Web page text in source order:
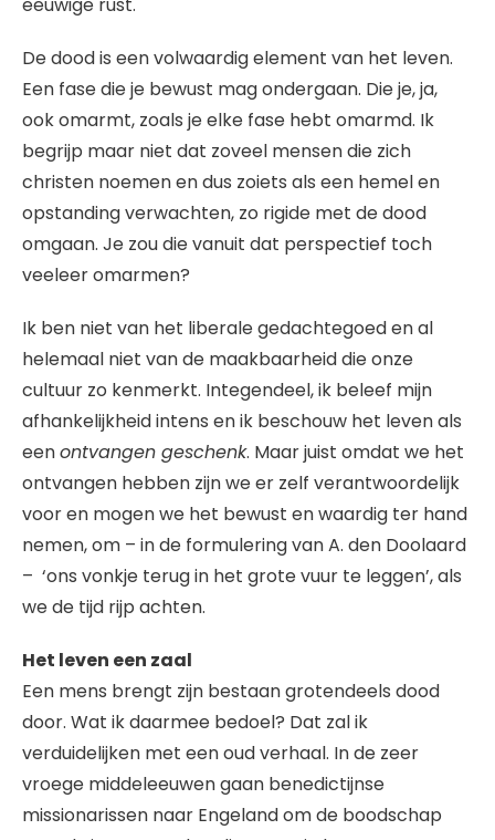
De dood is een volwaardig element van het leven.
Een fase die je bewust mag ondergaan. Die je, ja,
ook omarmt, zoals je elke fase hebt omarmd. Ik
begrijp maar niet dat zoveel mensen die zich
christen noemen en dus zoiets als een hemel en
opstanding verwachten, zo rigide met de dood
omgaan. Je zou die vanuit dat perspectief toch
veeleer omarmen?
Ik ben niet van het liberale gedachtegoed en al
helemaal niet van de maakbaarheid die onze
cultuur zo kenmerkt. Integendeel, ik beleef mijn
afhankelijkheid intens en ik beschouw het leven als
eenontvangen geschenk. Maar juist omdat we het
ontvangen hebben zijn we er zelf verantwoordelijk
voor en mogen we het bewust en waardig ter hand
nemen, om – in de formulering van A. den Doolaard
– ‘ons vonkje terug in het grote vuur te leggen’, als
we de tijd rijp achten.
Het leven een zaal
Een mens brengt zijn bestaan grotendeels dood
door. Wat ik daarmee bedoel? Dat zal ik
verduidelijken met een oud verhaal. In de zeer
vroege middeleeuwen gaan benedictijnse
missionarissen naar Engeland om de boodschap